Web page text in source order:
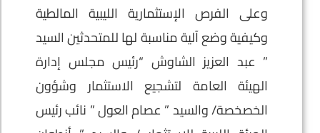
وعلى الفرص الإستثمارية الليبية المالطية
وكيفية وضع آلية مناسبة لها للمتحدثين السيد
” عبد العزيز الشاوش “رئيس مجلس إدارة
الهيئة العامة لتشجيع الاستثمار وشؤون
الخصخصة/ والسيد ” عصام العول ” نائب رئيس